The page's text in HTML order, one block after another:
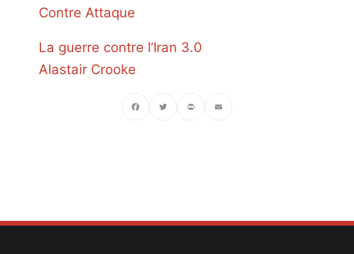
Contre Attaque
La guerre contre l’Iran 3.0
Alastair Crooke